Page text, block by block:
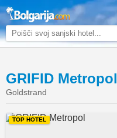
GRIFID Metropol
Goldstrand
TOP HOTEL